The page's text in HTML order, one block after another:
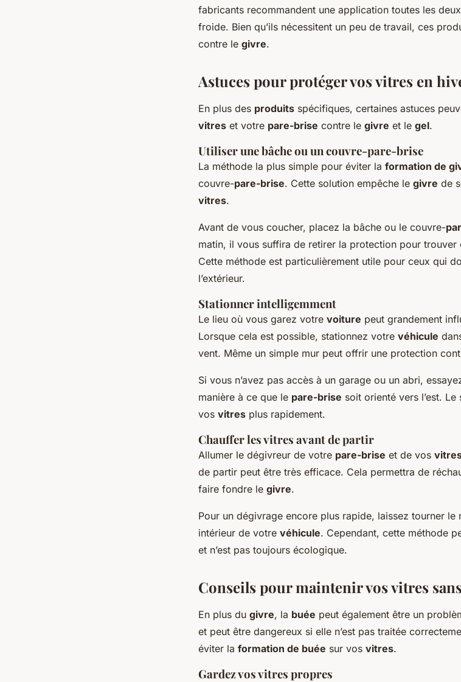
fabricants recommandent une application toutes les
froide. Bien qu’ils nécessitent un peu de travail, ces
contre le givre.
Astuces pour protéger vos vitres en
En plus des produits spécifiques, certaines astuces
vitres et votre pare-brise contre le givre et le gel.
Utiliser une bâche ou un couvre-pare-brise
La méthode la plus simple pour éviter la formation de
couvre-pare-brise. Cette solution empêche le givre de
vitres.
Avant de vous coucher, placez la bâche ou le couvre-
matin, il vous suffira de retirer la protection pour trouver
Cette méthode est particulièrement utile pour ceux qui
l’extérieur.
Stationner intelligemment
Le lieu où vous garez votre voiture peut grandement
Lorsque cela est possible, stationnez votre véhicule
vent. Même un simple mur peut offrir une protection
Si vous n’avez pas accès à un garage ou un abri,
manière à ce que le pare-brise soit orienté vers l’est.
vos vitres plus rapidement.
Chauffer les vitres avant de partir
Allumer le dégivreur de votre pare-brise et de vos
de partir peut être très efficace. Cela permettra de
faire fondre le givre.
Pour un dégivrage encore plus rapide, laissez tourner
intérieur de votre véhicule. Cependant, cette méthode
et n’est pas toujours écologique.
Conseils pour maintenir vos vitres
En plus du givre, la buée peut également être un
et peut être dangereux si elle n’est pas traitée
éviter la formation de buée sur vos vitres.
Gardez vos vitres propres